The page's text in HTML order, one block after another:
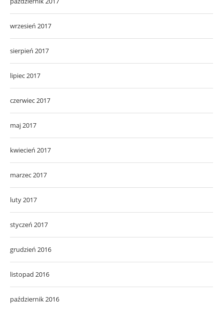
wrzesień 2017
sierpień 2017
lipiec 2017
czerwiec 2017
maj 2017
kwiecień 2017
marzec 2017
luty 2017
styczeń 2017
grudzień 2016
listopad 2016
październik 2016